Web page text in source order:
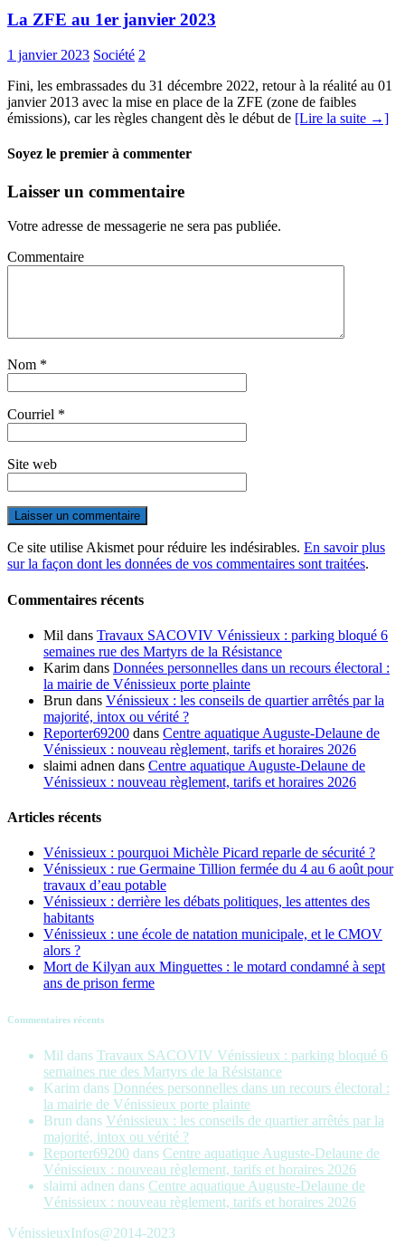
La ZFE au 1er janvier 2023
1 janvier 2023 Société 2
Fini, les embrassades du 31 décembre 2022, retour à la réalité au 01
janvier 2013 avec la mise en place de la ZFE (zone de faibles
émissions), car les règles changent dès le début de [Lire la suite →]
Soyez le premier à commenter
Laisser un commentaire
Votre adresse de messagerie ne sera pas publiée.
Commentaire
Nom *
Courriel *
Site web
Ce site utilise Akismet pour réduire les indésirables. En savoir plus
sur la façon dont les données de vos commentaires sont traitées.
Commentaires récents
Mil dans Travaux SACOVIV Vénissieux : parking bloqué 6
semaines rue des Martyrs de la Résistance
Karim dans Données personnelles dans un recours électoral :
la mairie de Vénissieux porte plainte
Brun dans Vénissieux : les conseils de quartier arrêtés par la
majorité, intox ou vérité ?
Reporter69200 dans Centre aquatique Auguste-Delaune de
Vénissieux : nouveau règlement, tarifs et horaires 2026
slaimi adnen dans Centre aquatique Auguste-Delaune de
Vénissieux : nouveau règlement, tarifs et horaires 2026
Articles récents
Vénissieux : pourquoi Michèle Picard reparle de sécurité ?
Vénissieux : rue Germaine Tillion fermée du 4 au 6 août pour
travaux d’eau potable
Vénissieux : derrière les débats politiques, les attentes des
habitants
Vénissieux : une école de natation municipale, et le CMOV
alors ?
Mort de Kilyan aux Minguettes : le motard condamné à sept
ans de prison ferme
Commentaires récents
Mil dans Travaux SACOVIV Vénissieux : parking bloqué 6
semaines rue des Martyrs de la Résistance
Karim dans Données personnelles dans un recours électoral :
la mairie de Vénissieux porte plainte
Brun dans Vénissieux : les conseils de quartier arrêtés par la
majorité, intox ou vérité ?
Reporter69200 dans Centre aquatique Auguste-Delaune de
Vénissieux : nouveau règlement, tarifs et horaires 2026
slaimi adnen dans Centre aquatique Auguste-Delaune de
Vénissieux : nouveau règlement, tarifs et horaires 2026
VénissieuxInfos@2014-2023